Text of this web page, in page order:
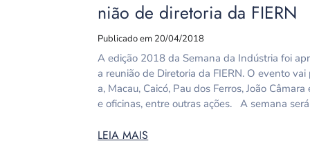
nião de diretoria da FIERN
Publicado em 20/04/2018
A edição 2018 da Semana da Indústria foi
a reunião de Diretoria da FIERN. O evento
a, Macau, Caicó, Pau dos Ferros, João
e oficinas, entre outras ações. A semana
LEIA MAIS